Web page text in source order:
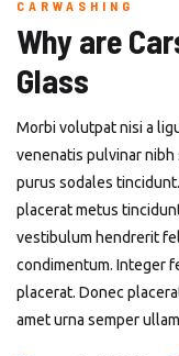
CARWASHING
Why are
Glass
Morbi volutpat nisi a
venenatis pulvinar nibh
purus sodales
placerat metus
vestibulum hendrerit
condimentum. Integer
placerat. Donec
amet urna semper